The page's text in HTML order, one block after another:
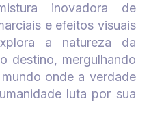
inovadora de
e efeitos visuais
a natureza da
destino, mergulhando
onde a verdade
luta por sua